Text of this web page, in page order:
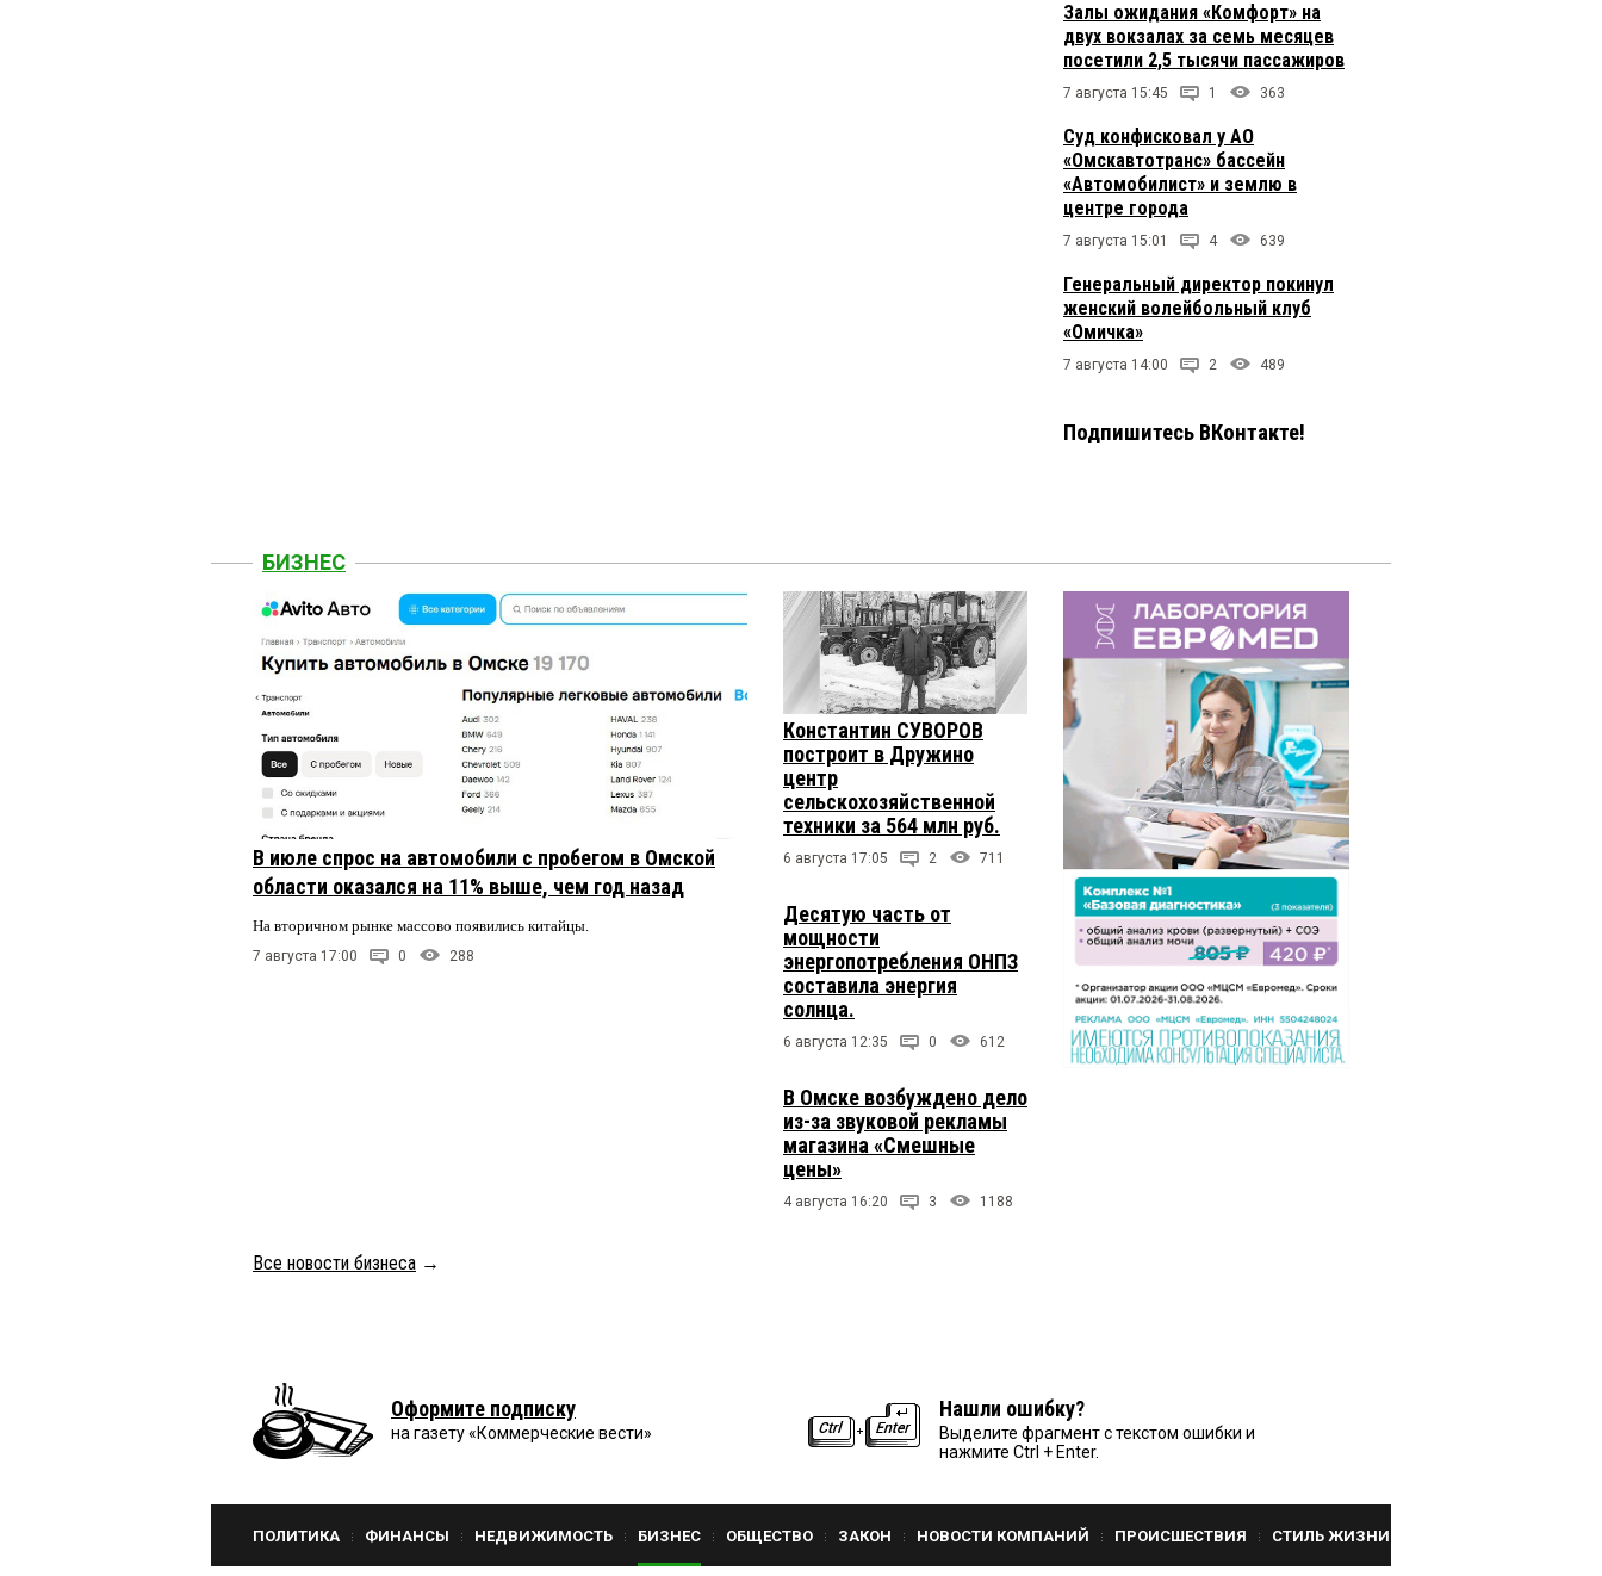
Залы ожидания «Комфорт» на
двух вокзалах за семь месяцев
посетили 2,5 тысячи пассажиров
7 августа 15:45 1 363
Суд конфисковал у АО
«Омскавтотранс» бассейн
«Автомобилист» и землю в
центре города
7 августа 15:01 4 639
Генеральный директор покинул
женский волейбольный клуб
«Омичка»
7 августа 14:00 2 489
Подпишитесь ВКонтакте!
БИЗНЕС
В июле спрос на автомобили с пробегом в Омской
области оказался на 11% выше, чем год назад
На вторичном рынке массово появились китайцы.
7 августа 17:00 0 288
Константин СУВОРОВ
построит в Дружино
центр
сельскохозяйственной
техники за 564 млн руб.
6 августа 17:05 2 711
Десятую часть от
мощности
энергопотребления ОНПЗ
составила энергия
солнца.
6 августа 12:35 0 612
В Омске возбуждено дело
из-за звуковой рекламы
магазина «Смешные
цены»
4 августа 16:20 3 1188
Все новости бизнеса →
Оформите подписку
на газету «Коммерческие вести»
Нашли ошибку?
Выделите фрагмент с текстом ошибки и
нажмите Ctrl + Enter.
ПОЛИТИКА ФИНАНСЫ НЕДВИЖИМОСТЬ БИЗНЕС ОБЩЕСТВО ЗАКОН НОВОСТИ КОМПАНИЙ ПРОИСШЕСТВИЯ СТИЛЬ ЖИЗНИ